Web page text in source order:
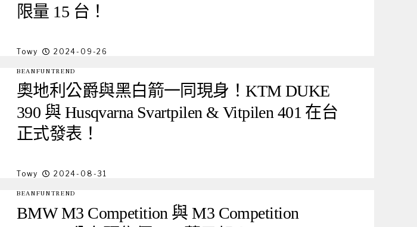
限量 15 台！
Towy 2024-09-26
BEANFUNTREND
奧地利公爵與黑白箭一同現身！KTM DUKE
390 與 Husqvarna Svartpilen & Vitpilen 401 在台
正式發表！
Towy 2024-08-31
BEANFUNTREND
BMW M3 Competition 與 M3 Competition